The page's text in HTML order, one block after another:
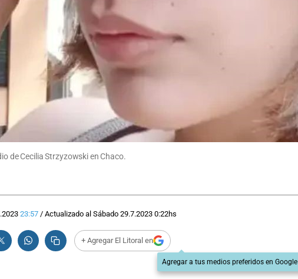
de Cecilia Strzyzowski en Chaco.
23:57 / Actualizado al Sábado 29.7.2023 0:22hs
+ Agregar El Litoral en
Agregar a tus medios preferidos en Google